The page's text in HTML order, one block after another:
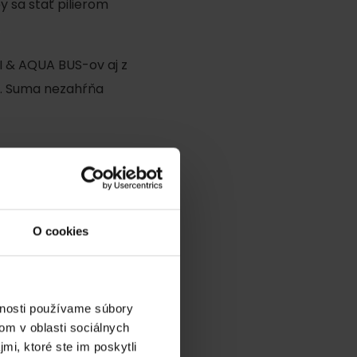
O cookies
používame súbory
v oblasti sociálnych
ktoré ste im poskytli
sa stať pilierom
AQUA BUS-ov aj z
nezahŕňa